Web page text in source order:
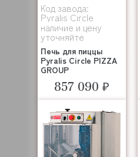
Код завода:
Pyralis Circle
наличие и цену
уточняйте
Печь для пиццы
Pyralis Circle PIZZA
GROUP
857 090 ₽